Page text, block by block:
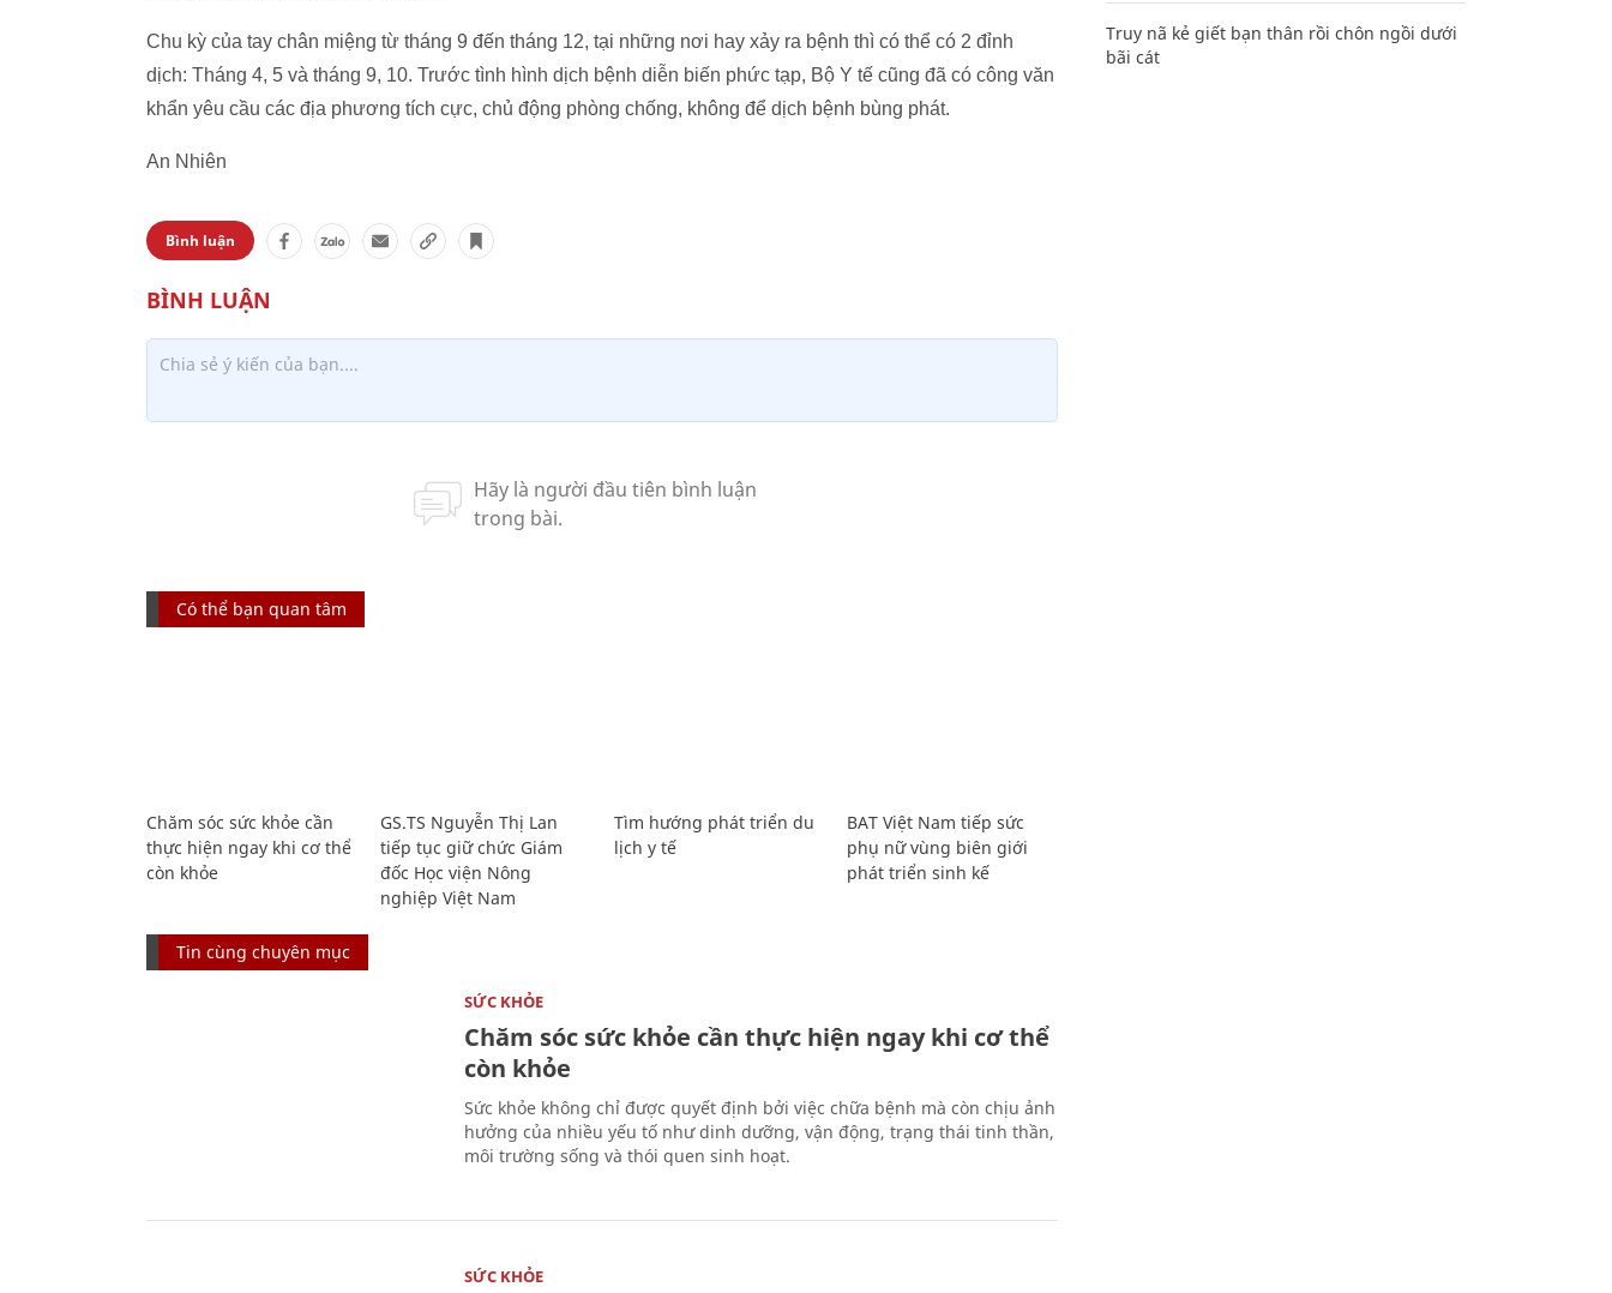
Chu kỳ của tay chân miệng từ tháng 9 đến tháng 12, tại những nơi hay xảy ra bệnh thì có thể có 2 đỉnh
dịch: Tháng 4, 5 và tháng 9, 10. Trước tình hình dịch bệnh diễn biến phức tạp, Bộ Y tế cũng đã có công văn
khẩn yêu cầu các địa phương tích cực, chủ động phòng chống, không để dịch bệnh bùng phát.
An Nhiên
Bình luận
Có thể bạn quan tâm
Chăm sóc sức khỏe cần
thực hiện ngay khi cơ thể
còn khỏe
GS.TS Nguyễn Thị Lan
tiếp tục giữ chức Giám
đốc Học viện Nông
nghiệp Việt Nam
Tìm hướng phát triển du
lịch y tế
BAT Việt Nam tiếp sức
phụ nữ vùng biên giới
phát triển sinh kế
Tin cùng chuyên mục
SỨC KHỎE
Chăm sóc sức khỏe cần thực hiện ngay khi cơ thể
còn khỏe
Sức khỏe không chỉ được quyết định bởi việc chữa bệnh mà còn chịu ảnh
hưởng của nhiều yếu tố như dinh dưỡng, vận động, trạng thái tinh thần,
môi trường sống và thói quen sinh hoạt.
SỨC KHỎE
Truy nã kẻ giết bạn thân rồi chôn ngồi dưới
bãi cát